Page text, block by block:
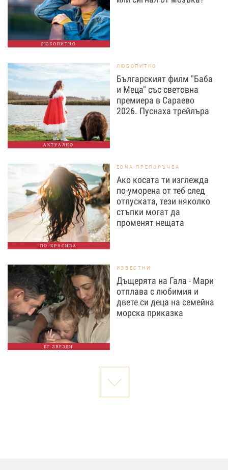
ЛЮБОПИТНО
АКТУАЛНО
ЛЮБОПИТНО
Българският филм "Баба
и Меца" със световна
премиера в Сараево
2026. Пуснаха трейлъра
ПО-КРАСИВА
EDNA ПРЕПОРЪЧВА
Ако косата ти изглежда
по-уморена от теб след
отпуската, тези няколко
стъпки могат да
променят нещата
БГ ЗВЕЗДИ
ИЗВЕСТНИ
Дъщерята на Гала - Мари
отплава с любимия и
двете си деца на семейна
морска приказка